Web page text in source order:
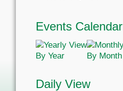
Events Calendar
By Year By Month
Daily View